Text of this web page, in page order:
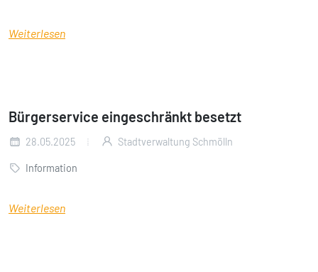
Weiterlesen
Bürgerservice eingeschränkt besetzt
28.05.2025 Stadtverwaltung Schmölln
Information
Weiterlesen